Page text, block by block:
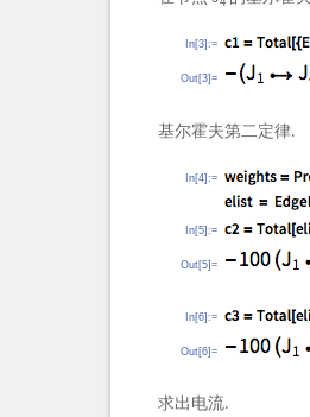
In[3]:=
Out[3]=
基尔霍夫第二定律.
In[4]:=
In[5]:=
Out[5]=
In[6]:=
Out[6]=
求出电流.